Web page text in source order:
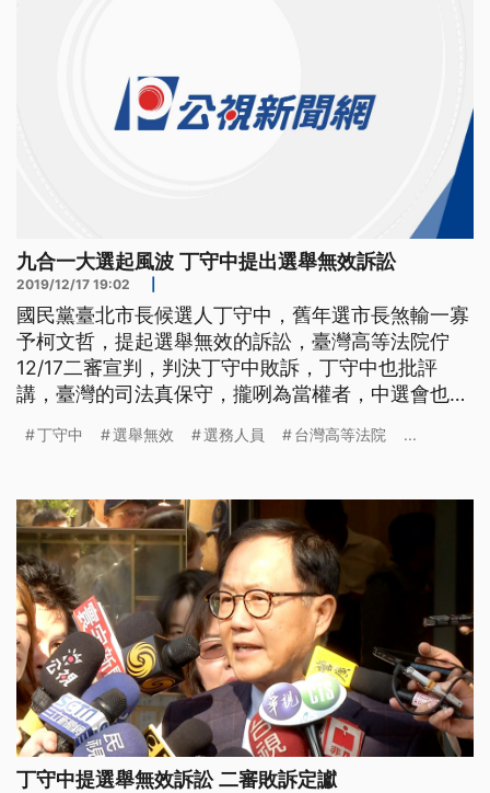
九合一大選起風波 丁守中提出選舉無效訴訟
2019/12/17 19:02
國民黨臺北市長候選人丁守中，舊年選市長煞輸一寡
予柯文哲，提起選舉無效的訴訟，臺灣高等法院佇
12/17二審宣判，判決丁守中敗訴，丁守中也批評
講，臺灣的司法真保守，攏咧為當權者，中選會也表
辦好勢 步出台灣高等法院，國民黨台北市長候選人
的民主還在掙扎，司法應該是民主法治，卻維護當權
者，憂心台灣的未來。 ==中
丁守中 選舉無效 選務人員 台灣高等法院 ...
丁守中提選舉無效訴訟 二審敗訴定讞